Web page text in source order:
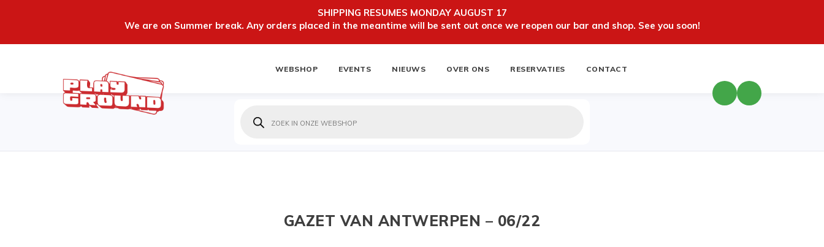
SHIPPING RESUMES MONDAY AUGUST 17
We are on Summer break. Any orders placed in the meantime will be sent out once we reopen our bar and shop. See you soon!
WEBSHOP EVENTS NIEUWS OVER ONS RESERVATIES CONTACT
zoeken
GAZET VAN ANTWERPEN – 06/22